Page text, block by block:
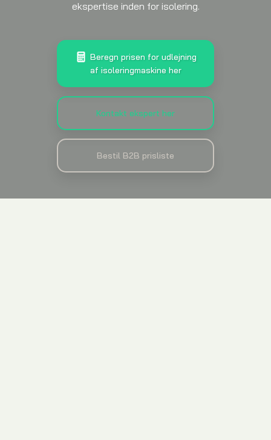
ekspertise inden for isolering.
Beregn prisen for udlejning
af isoleringmaskine her
Kontakt ekspert her
Bestil B2B prisliste